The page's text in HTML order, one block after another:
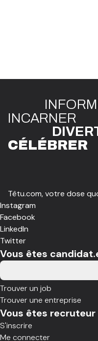
INFOR
INCARNER
DIVER
CÉLÉBRER
Têtu.com, votre dose
Instagram
Facebook
LinkedIn
Twitter
Vous êtes
Trouver un job
Trouver une entreprise
Vous êtes recruteur
S'inscrire
Me connecter